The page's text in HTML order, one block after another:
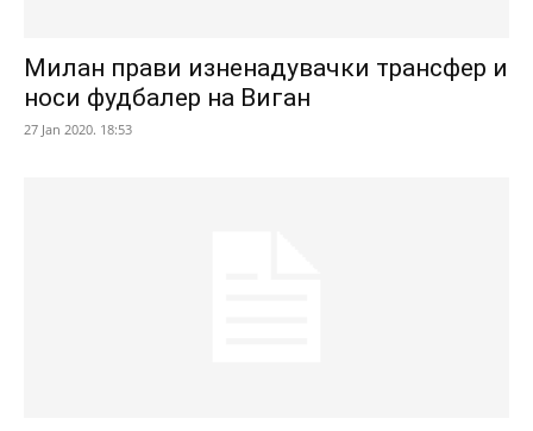
Милан прави изненадувачки трансфер и
носи фудбалер на Виган
27 Jan 2020. 18:53